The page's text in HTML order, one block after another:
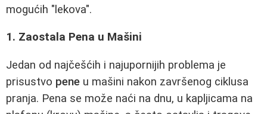
mogućih "lekova".
1. Zaostala Pena u Mašini
Jedan od najčešćih i najupornijih problema je
prisustvo pene u mašini nakon završenog ciklusa
pranja. Pena se može naći na dnu, u kapljicama na